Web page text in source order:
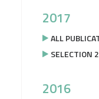
2017
ALL
SELECTION
2016